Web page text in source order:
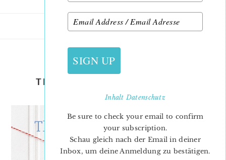
THE SPLENDID SAMPLER 2 –
BETTY’S BLOOM
SIGN UP
InhaltDatenschutz
Be sure to check your email to confirm
your subscription.
Schau gleich nach der Email in deiner
Inbox, um deine Anmeldung zu bestätigen.